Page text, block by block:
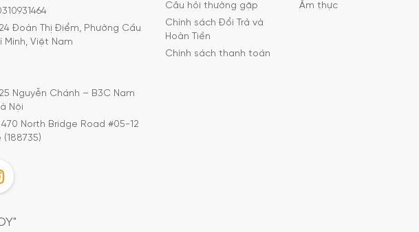
Đoàn Thị Điểm, Phường Cầu
Minh, Việt Nam
Nguyễn Chánh – B3C Nam
Nội
North Bridge Road #05-12
Câu hỏi thường gặp
Chính sách Đổi Trả và
Hoàn Tiền
Chính sách thanh toán
Ẩm thực